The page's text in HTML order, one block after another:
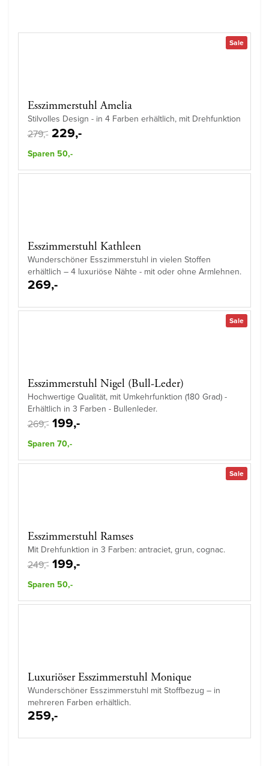
Sale
Esszimmerstuhl Amelia
Stilvolles Design - in 4 Farben erhältlich, mit Drehfunktion
279,- 229,-
Sparen 50,-
Esszimmerstuhl Kathleen
Wunderschöner Esszimmerstuhl in vielen Stoffen
erhältlich – 4 luxuriöse Nähte - mit oder ohne Armlehnen.
269,-
Sale
Esszimmerstuhl Nigel (Bull-Leder)
Hochwertige Qualität, mit Umkehrfunktion (180 Grad) -
Erhältlich in 3 Farben - Bullenleder.
269,- 199,-
Sparen 70,-
Sale
Esszimmerstuhl Ramses
Mit Drehfunktion in 3 Farben: antraciet, grun, cognac.
249,- 199,-
Sparen 50,-
Luxuriöser Esszimmerstuhl Monique
Wunderschöner Esszimmerstuhl mit Stoffbezug – in
mehreren Farben erhältlich.
259,-